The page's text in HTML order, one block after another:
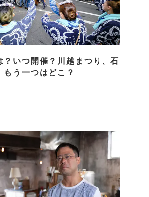
？いつ開催？川越まつり、石
もう一つはどこ？